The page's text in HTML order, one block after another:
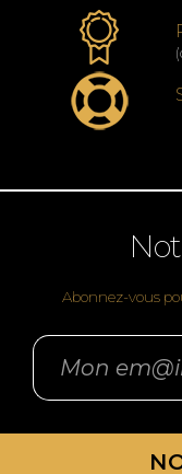
Abonnez-vous